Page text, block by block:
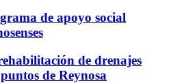
de apoyo social
de drenajes
de Reynosa